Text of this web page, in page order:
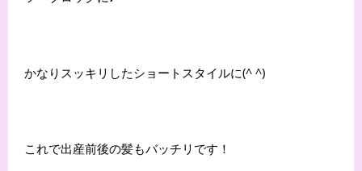
かなりスッキリしたショートスタイルに(^ ^)
これで出産前後の髪もバッチリです！